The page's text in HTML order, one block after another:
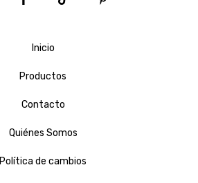
Inicio
Productos
Contacto
Quiénes Somos
Política de cambios